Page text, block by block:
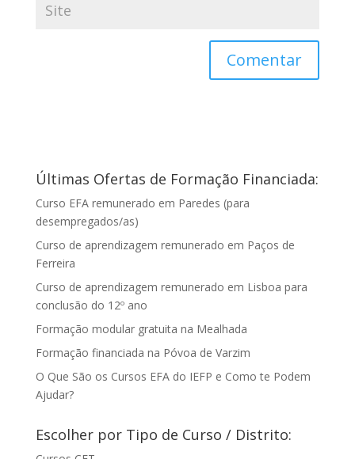
Últimas Ofertas de Formação Financiada:
Curso EFA remunerado em Paredes (para
desempregados/as)
Curso de aprendizagem remunerado em Paços de
Ferreira
Curso de aprendizagem remunerado em Lisboa para
conclusão do 12º ano
Formação modular gratuita na Mealhada
Formação financiada na Póvoa de Varzim
O Que São os Cursos EFA do IEFP e Como te Podem
Ajudar?
Escolher por Tipo de Curso / Distrito: